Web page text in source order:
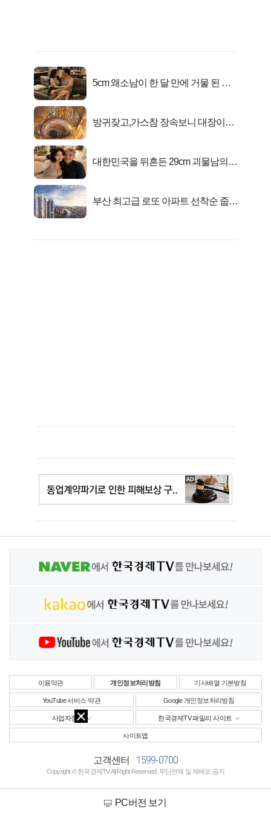
5cm 왜소남이 한 달 만에 거물 된 사
방귀잦고,가스참 장속보니 대장이아
대한민국을 뒤흔든 29cm 괴물남의
부산 최고급 로또 아파트 선착순 줍줍
YouTube 서비스 약관 Google 개인정보처리방침
사이트맵